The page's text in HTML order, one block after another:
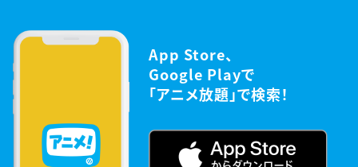
App Store、
Google Playで
「アニメ放題」で検索！